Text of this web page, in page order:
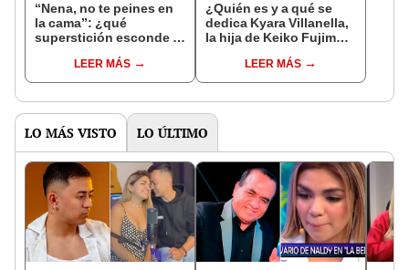
“Nena, no te peines en
la cama”: ¿qué
superstición esconde la
Enanitos Verdes?
LEER MÁS
¿Quién es y a qué se
dedica Kyara Villanella,
la hija de Keiko Fujimori
nivel nacional?
LEER MÁS
LO MÁS VISTO LO ÚLTIMO